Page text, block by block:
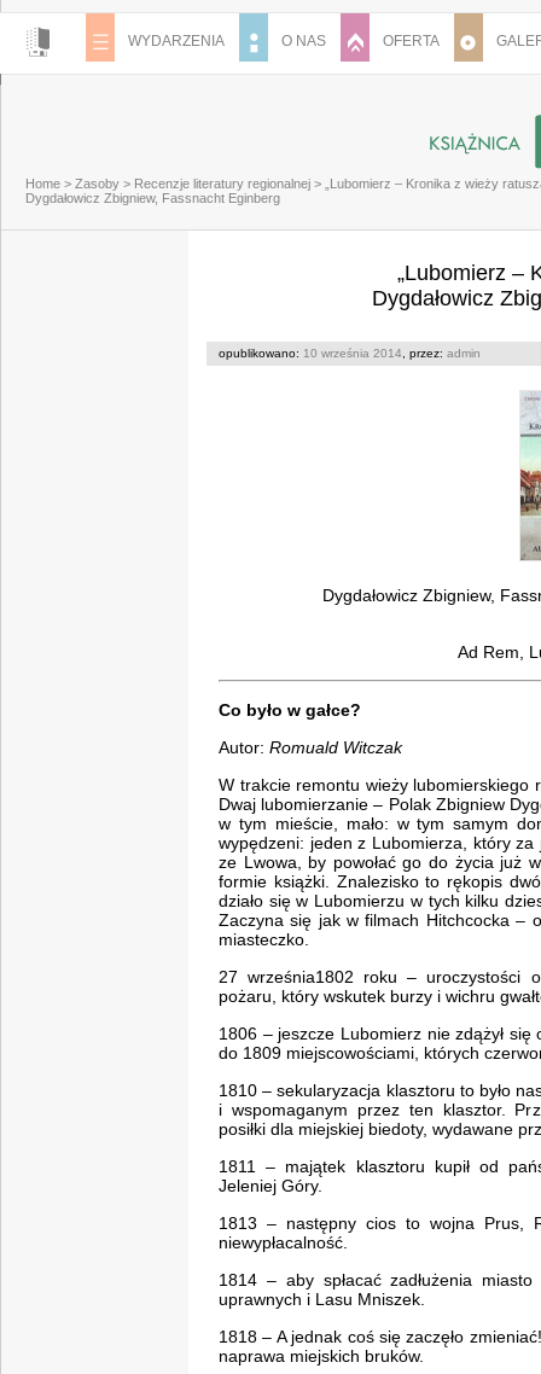
WYDARZENIA O NAS OFERTA
Home > Zasoby > Recenzje literatury regionalnej >
„Lubomierz – Kronika z wieży
Dygdałowicz Zbigniew, Fassnacht Eginberg
„Lubomierz –
Dygdałowicz
opublikowano: 10 września 2014 , przez: admin
Dygdałowicz Zbigniew,
Ad Rem,
Co było w gałce?
Autor: Romuald Witczak
W trakcie remontu wieży lubomierskiego
Dwaj lubomierzanie – Polak Zbigniew
w tym mieście, mało: w tym samym
wypędzeni: jeden z Lubomierza, który
ze Lwowa, by powołać go do życia już
formie książki. Znalezisko to rękopis
działo się w Lubomierzu w tych kilku
Zaczyna się jak w filmach Hitchcocka –
miasteczko.
27 września1802 roku – uroczystości
pożaru, który wskutek burzy i wichru
1806 – jeszcze Lubomierz nie zdążył
do 1809 miejscowościami, których
1810 – sekularyzacja klasztoru to było
i wspomaganym przez ten klasztor.
posiłki dla miejskiej biedoty, wydawane
1811 – majątek klasztoru kupił od
Jeleniej Góry.
1813 – następny cios to wojna Prus,
niewypłacalność.
1814 – aby spłacać zadłużenia
uprawnych i Lasu Mniszek.
1818 – A jednak coś się zaczęło
naprawa miejskich bruków.